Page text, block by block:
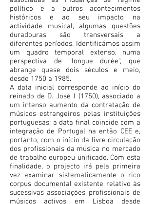
político e a outros acontecimentos
históricos e ao seu impacto na
actividade musical, algumas questões
duradouras são transversais a
diferentes períodos. Identificámos assim
um quadro temporal extenso, numa
perspectiva de "longue durée", que
abrange quase dois séculos e meio,
desde 1750 a 1985.
A data inicial corresponde ao início do
reinado de D. José I (1750), associado a
um intenso aumento da contratação de
músicos estrangeiros pelas instituições
portuguesas; a data final coincide com a
integração de Portugal na então CEE e,
portanto, com o início da livre circulação
dos profissionais da música no mercado
de trabalho europeu unificado. Com esta
finalidade, o projecto irá pela primeira
vez examinar sistematicamente o rico
corpus documental existente relativo às
sucessivas associações profissionais de
músicos activos em Lisboa desde